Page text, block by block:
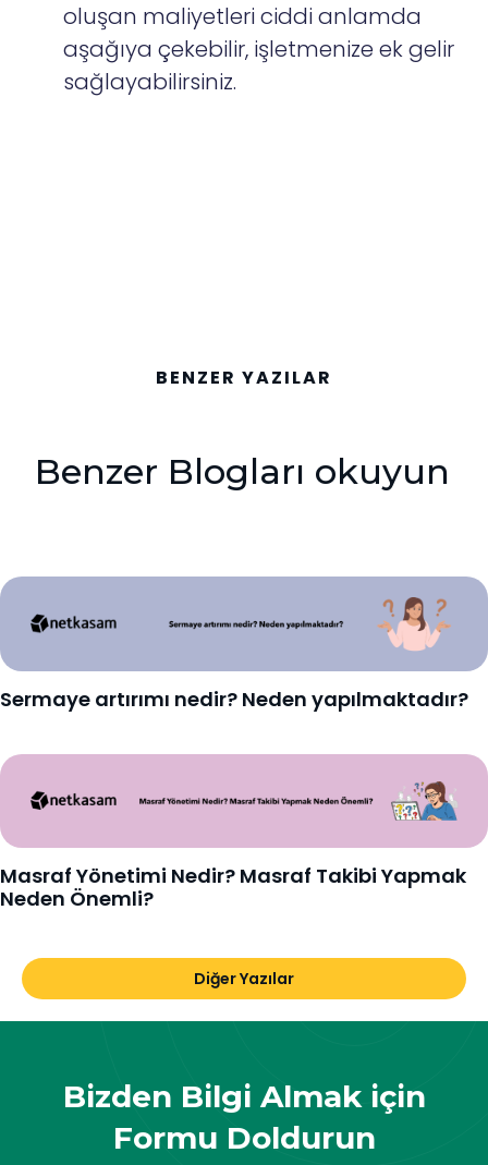
oluşan maliyetleri ciddi anlamda
aşağıya çekebilir, işletmenize ek gelir
sağlayabilirsiniz.
BENZER YAZILAR
Benzer Blogları okuyun
Sermaye artırımı nedir? Neden yapılmaktadır?
Masraf Yönetimi Nedir? Masraf Takibi Yapmak
Neden Önemli?
Diğer Yazılar
Bizden Bilgi Almak için
Formu Doldurun